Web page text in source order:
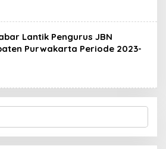
Lantik Pengurus JBN
Purwakarta Periode 2023-